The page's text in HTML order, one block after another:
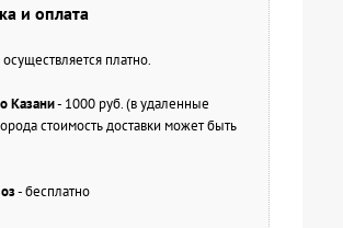
и оплата
платно.
Казани- 1000 руб. (в удаленные
стоимость доставки может быть
- бесплатно